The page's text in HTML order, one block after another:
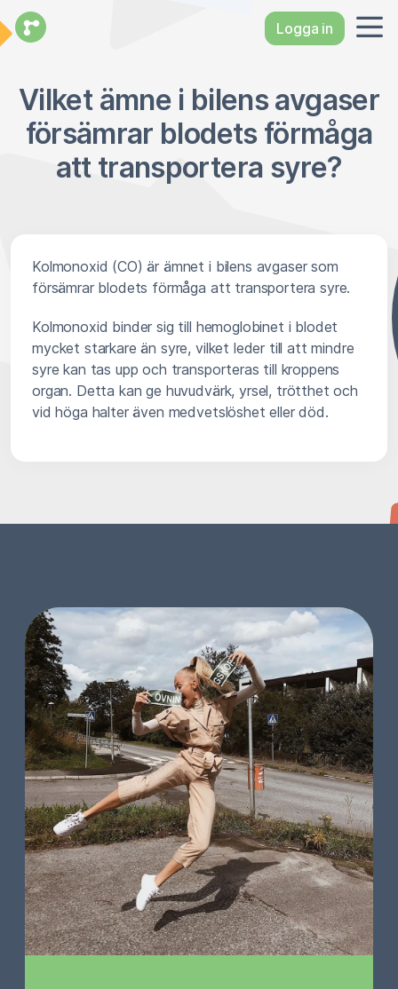
Logga in
Vilket ämne i bilens avgaser
försämrar blodets förmåga
att transportera syre?
Kolmonoxid (CO) är ämnet i bilens avgaser som
försämrar blodets förmåga att transportera syre.
Kolmonoxid binder sig till hemoglobinet i blodet
mycket starkare än syre, vilket leder till att mindre
syre kan tas upp och transporteras till kroppens
organ. Detta kan ge huvudvärk, yrsel, trötthet och
vid höga halter även medvetslöshet eller död.